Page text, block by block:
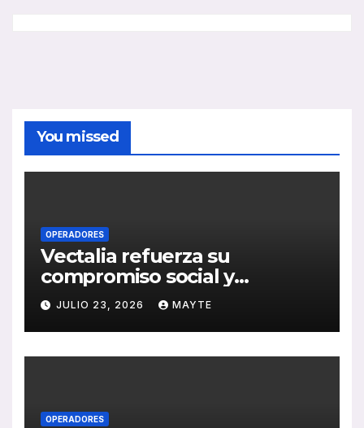
You missed
OPERADORES
Vectalia refuerza su
compromiso social y
medioambiental con la
publicación de su Memoria
de RSC 2025
JULIO 23, 2026 MAYTE
OPERADORES